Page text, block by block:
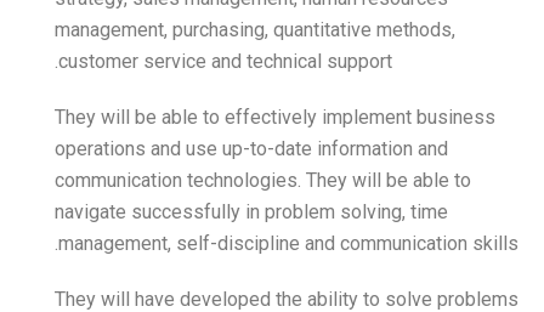
management, purchasing,
customer service and
They will be able to
operations and use up-to-
communication
navigate successfully in
management, self-
They will have